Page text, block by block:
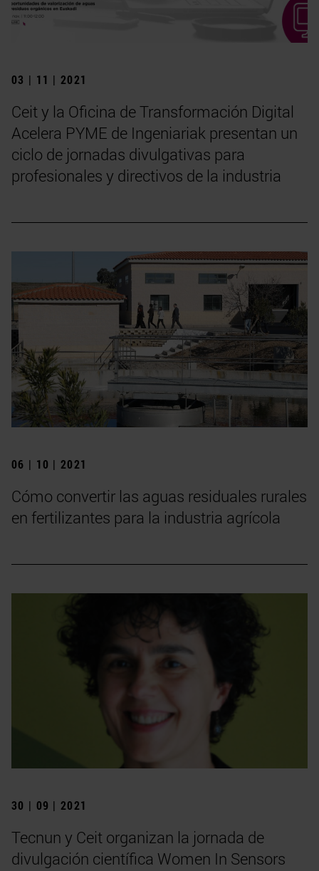
03 | 11 | 2021
Ceit y la Oficina de Transformación Digital
Acelera PYME de Ingeniariak presentan un
ciclo de jornadas divulgativas para
profesionales y directivos de la industria
06 | 10 | 2021
Cómo convertir las aguas residuales rurales
en fertilizantes para la industria agrícola
30 | 09 | 2021
Tecnun y Ceit organizan la jornada de
divulgación científica Women In Sensors